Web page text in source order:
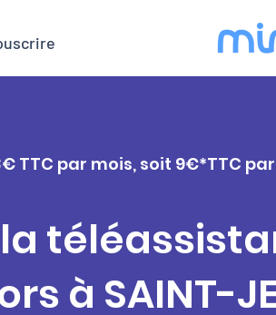
TTC par mois, soit 9€*TTC
à SAINT-